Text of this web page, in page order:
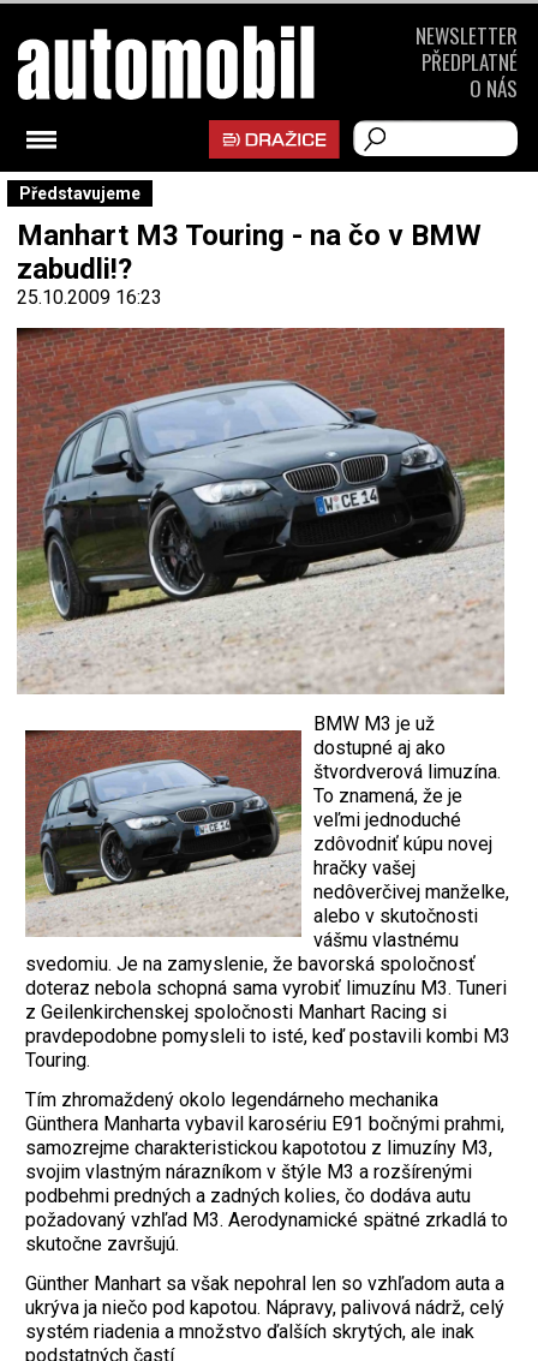
Představujeme
Manhart M3 Touring - na čo v BMW
zabudli!?
25.10.2009 16:23
BMW M3 je už
dostupné aj ako
štvordverová limuzína.
To znamená, že je
veľmi jednoduché
zdôvodniť kúpu novej
hračky vašej
nedôverčivej manželke,
alebo v skutočnosti
vášmu vlastnému
svedomiu. Je na zamyslenie, že bavorská spoločnosť
doteraz nebola schopná sama vyrobiť limuzínu M3. Tuneri
z Geilenkirchenskej spoločnosti Manhart Racing si
pravdepodobne pomysleli to isté, keď postavili kombi M3
Touring.
Tím zhromaždený okolo legendárneho mechanika
Günthera Manharta vybavil karosériu E91 bočnými prahmi,
samozrejme charakteristickou kapototou z limuzíny M3,
svojim vlastným nárazníkom v štýle M3 a rozšírenými
podbehmi predných a zadných kolies, čo dodáva autu
požadovaný vzhľad M3. Aerodynamické spätné zrkadlá to
skutočne završujú.
Günther Manhart sa však nepohral len so vzhľadom auta a
ukrýva ja niečo pod kapotou. Nápravy, palivová nádrž, celý
systém riadenia a množstvo ďalších skrytých, ale inak
podstatných častí
NEWSLETTER
PŘEDPLATNÉ
O NÁS